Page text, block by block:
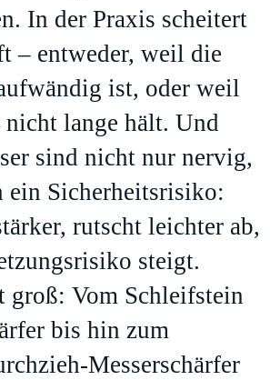
In der Praxis scheitert
– entweder, weil die
ist, oder weil
nicht lange hält. Und
sind nicht nur nervig,
ein Sicherheitsrisiko:
rutscht leichter ab,
steigt.
groß: Vom Schleifstein
bis hin zum
Messerschärfer